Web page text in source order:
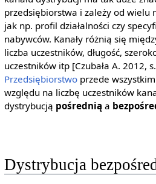
przedsiębiorstwa i zależy od wielu
jak np. profil działalności czy
nabywców. Kanały różnią się
liczba uczestników, długość,
uczestników itp [Czubała A. 2012,
Przedsiębiorstwoprzede
względu na liczbę uczestników
dystrybucją pośrednią a
Dystrybucja